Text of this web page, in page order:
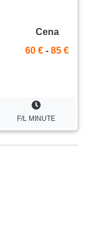
Cena
60 € - 85 €
F/L MINUTE